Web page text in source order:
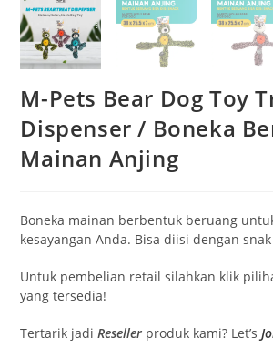
M-Pets Bear Dog Toy
Dispenser / Boneka
Mainan Anjing
Boneka mainan berbentuk beruang
kesayangan Anda. Bisa diisi dengan
Untuk pembelian retail silahkan klik
yang tersedia!
Tertarik jadiReseller produk kami? Let’s